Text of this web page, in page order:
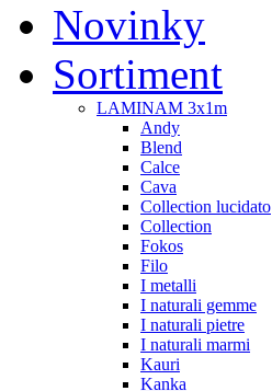
Novinky
Sortiment
LAMINAM 3x1m
Andy
Blend
Calce
Cava
Collection lucidato
Collection
Fokos
Filo
I metalli
I naturali gemme
I naturali pietre
I naturali marmi
Kauri
Kanka